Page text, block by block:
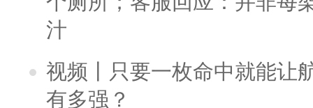
汁
视频丨只要一枚命中就能让
有多强？